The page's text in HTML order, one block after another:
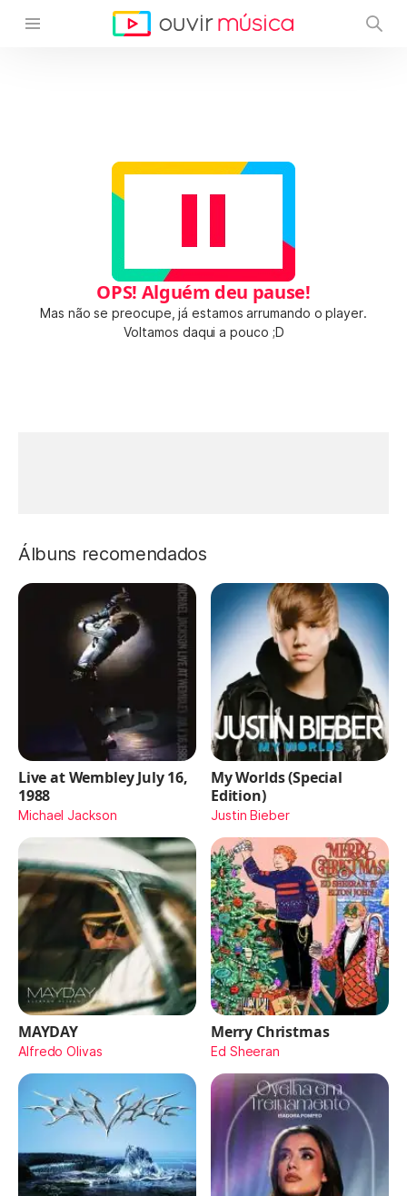
OPS! Alguém deu pause!
Mas não se preocupe, já estamos arrumando o player.
Voltamos daqui a pouco ;D
Álbuns recomendados
Live at Wembley July 16,
1988
Michael Jackson
My Worlds (Special
Edition)
Justin Bieber
MAYDAY
Alfredo Olivas
Merry Christmas
Ed Sheeran